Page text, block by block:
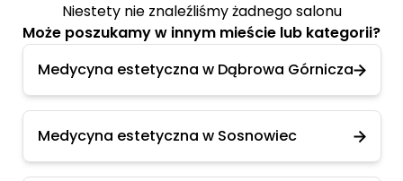
Niestety nie znaleźliśmy żadnego salonu
Może poszukamy w innym mieście lub kategorii?
Medycyna estetyczna w Dąbrowa Górnicza
Medycyna estetyczna w Sosnowiec